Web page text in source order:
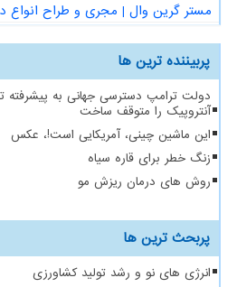
مستر گرین وال | مجری و طراح انواع
پربیننده ترین ها
دولت ترامپ دسترسی جهانی به
آنتروپیک را متوقف ساخت
این ماشین چینی، آمریکایی است!، عکس
زنگ خطر برای قاره سیاه
روش های درمان ریزش مو
پربحث ترین ها
انرژی های نو و رشد تولید کشاورزی